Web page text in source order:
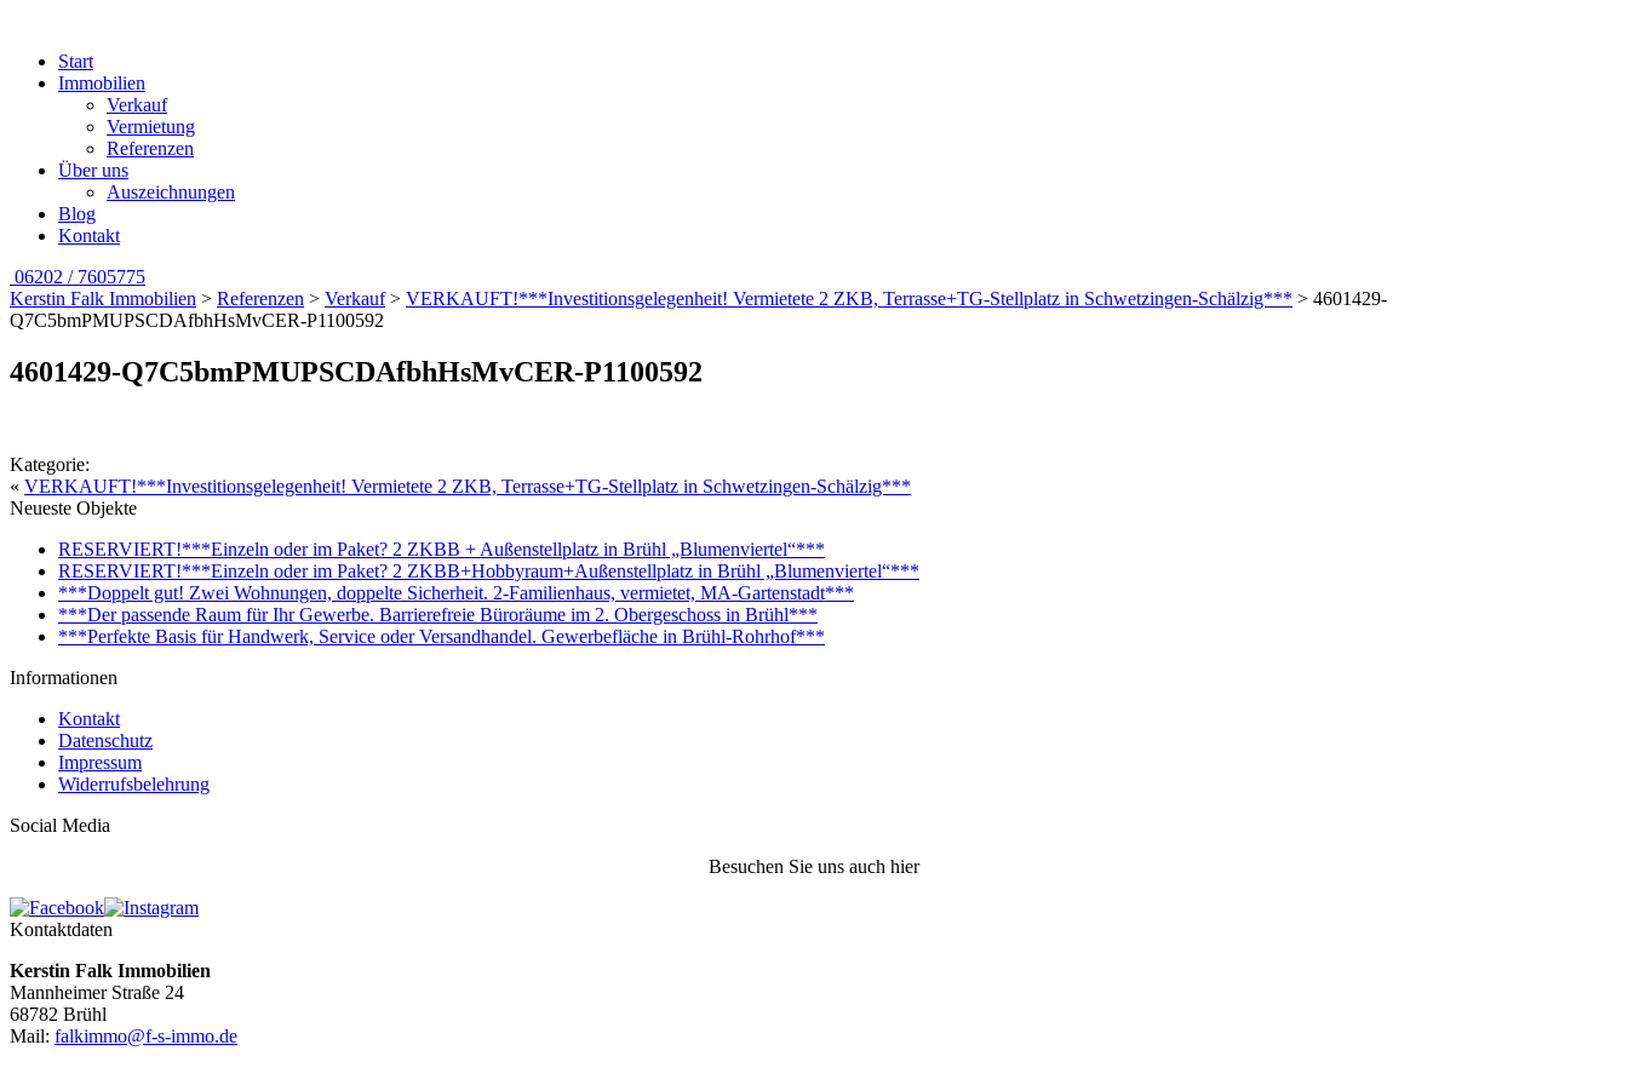
Start
Immobilien
Verkauf
Vermietung
Referenzen
Über uns
Auszeichnungen
Blog
Kontakt
06202 / 7605775
Kerstin Falk Immobilien > Referenzen > Verkauf> VERKAUFT!***Investitionsgelegenheit! Vermietete 2 ZKB, Terrasse+TG-Stellplatz in Schwetzingen-Schälzig*** > 4601429-
Q7C5bmPMUPSCDAfbhHsMvCER-P1100592
4601429-Q7C5bmPMUPSCDAfbhHsMvCER-P1100592
Kategorie:
« VERKAUFT!***Investitionsgelegenheit! Vermietete 2 ZKB, Terrasse+TG-Stellplatz in Schwetzingen-Schälzig***
Neueste Objekte
RESERVIERT!***Einzeln oder im Paket? 2 ZKBB + Außenstellplatz in Brühl „Blumenviertel“***
RESERVIERT!***Einzeln oder im Paket? 2 ZKBB+Hobbyraum+Außenstellplatz in Brühl „Blumenviertel“***
***Doppelt gut! Zwei Wohnungen, doppelte Sicherheit. 2-Familienhaus, vermietet, MA-Gartenstadt***
***Der passende Raum für Ihr Gewerbe. Barrierefreie Büroräume im 2. Obergeschoss in Brühl***
***Perfekte Basis für Handwerk, Service oder Versandhandel. Gewerbefläche in Brühl-Rohrhof***
Informationen
Kontakt
Datenschutz
Impressum
Widerrufsbelehrung
Social Media
Besuchen Sie uns auch hier
Kontaktdaten
Kerstin Falk Immobilien
Mannheimer Straße 24
68782 Brühl
Mail: falkimmo@f-s-immo.de